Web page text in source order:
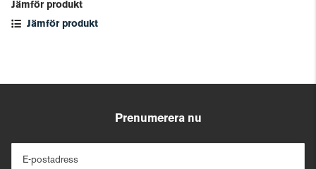
Jämför produkt
Jämför produkt
Prenumerera nu
E-postadress